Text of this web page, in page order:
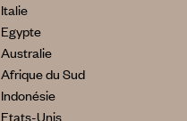
Italie
Egypte
Australie
Afrique du Sud
Indonésie
Etats-Unis